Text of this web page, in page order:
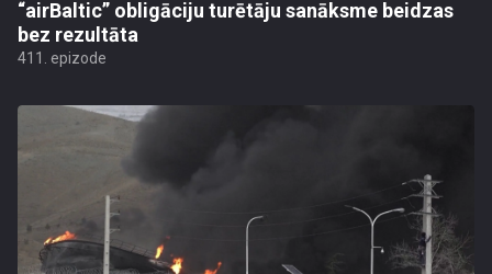
“airBaltic” obligāciju turētāju sanāksme beidzas
bez rezultāta
411. epizode